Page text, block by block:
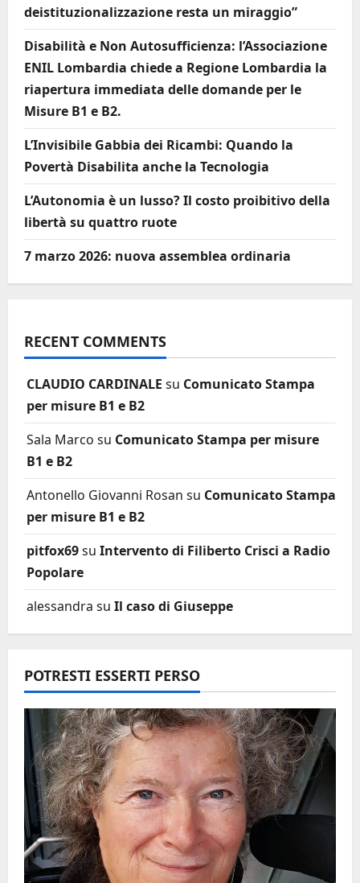
deistituzionalizzazione resta un miraggio”
Disabilità e Non Autosufficienza: l’Associazione
ENIL Lombardia chiede a Regione Lombardia la
riapertura immediata delle domande per le
Misure B1 e B2.
L’Invisibile Gabbia dei Ricambi: Quando la
Povertà Disabilita anche la Tecnologia
L’Autonomia è un lusso? Il costo proibitivo della
libertà su quattro ruote
7 marzo 2026: nuova assemblea ordinaria
RECENT COMMENTS
CLAUDIO CARDINALE su Comunicato Stampa
per misure B1 e B2
Sala Marco su Comunicato Stampa per misure
B1 e B2
Antonello Giovanni Rosan su Comunicato Stampa
per misure B1 e B2
pitfox69su Intervento di Filiberto Crisci a Radio
Popolare
alessandra su Il caso di Giuseppe
POTRESTI ESSERTI PERSO